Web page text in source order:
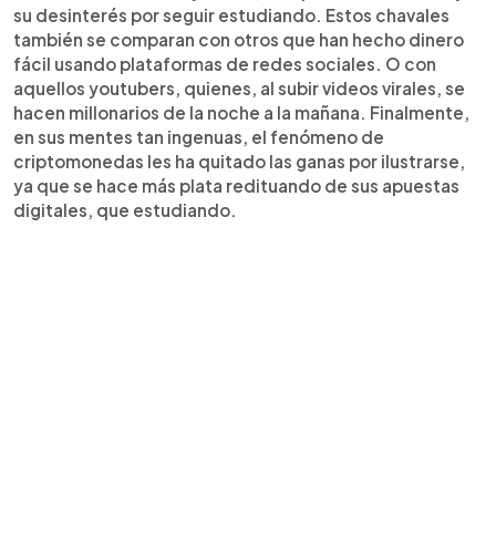
su desinterés por seguir estudiando. Estos chavales
también se comparan con otros que han hecho dinero
fácil usando plataformas de redes sociales. O con
aquellos youtubers, quienes, al subir videos virales, se
hacen millonarios de la noche a la mañana. Finalmente,
en sus mentes tan ingenuas, el fenómeno de
criptomonedas les ha quitado las ganas por ilustrarse,
ya que se hace más plata redituando de sus apuestas
digitales, que estudiando.